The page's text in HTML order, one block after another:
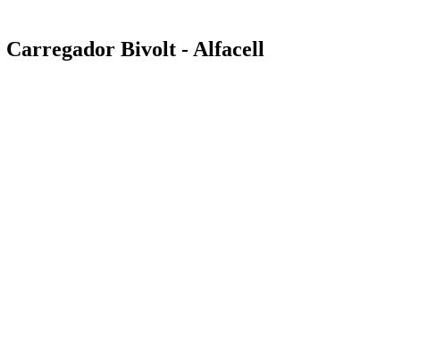
Bivolt - Alfacell